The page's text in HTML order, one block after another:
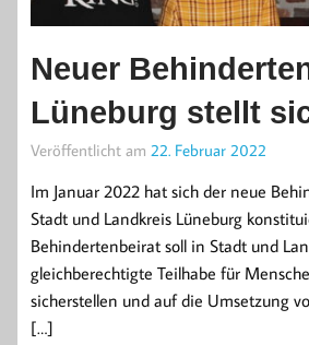
Neuer
Lüneburg stellt
Veröffentlicht am 22. Februar 2022
Im Januar 2022 hat sich der neue
Stadt und Landkreis Lüneburg
Behindertenbeirat soll in Stadt und
gleichberechtigte Teilhabe für
sicherstellen und auf die Umsetzung
[…]